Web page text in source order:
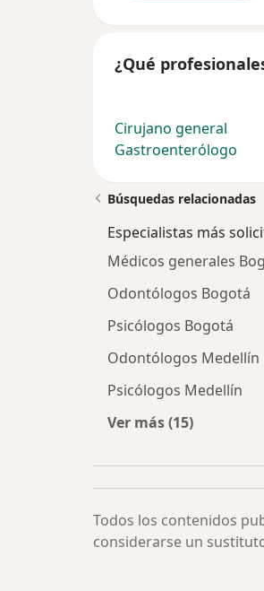
¿Qué
Cirujano general
Gastroenterólogo
Búsquedas relacionadas
Especialistas más
Médicos generales
Odontólogos Bogotá
Psicólogos Bogotá
Odontólogos Medellín
Psicólogos Medellín
Ver más (15)
Todos los contenidos
considerarse un